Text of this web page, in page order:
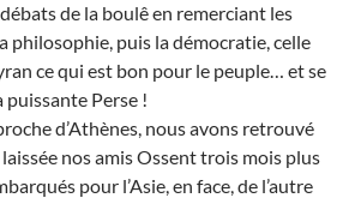
de la boulê en remerciant les
philosophie, puis la démocratie, celle
ce qui est bon pour le peuple… et se
Perse !
d’Athènes, nous avons retrouvé
nos amis Ossent trois mois plus
pour l’Asie, en face, de l’autre